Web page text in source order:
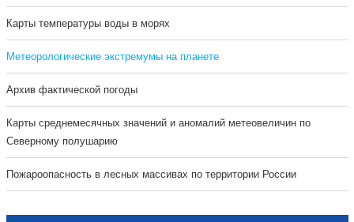
Карты температуры воды в морях
Метеорологические экстремумы на планете
Архив фактической погоды
Карты среднемесячных значений и аномалий метеовеличин по
Северному полушарию
Пожароопасность в лесных массивах по территории России